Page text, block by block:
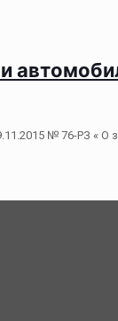
№ 76-РЗ «